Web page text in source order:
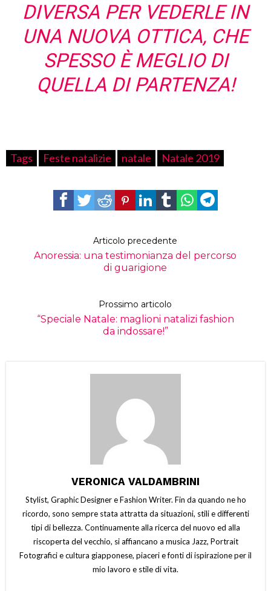
DIVERSA PER VEDERLE IN
UNA NUOVA OTTICA, CHE
SPESSO È MEGLIO DI
QUELLA DI PARTENZA!
Tags Feste natalizie natale Natale 2019
Articolo precedente
Anoressia: una testimonianza del percorso
di guarigione
Prossimo articolo
“Speciale Natale: maglioni natalizi fashion
da indossare!”
VERONICA VALDAMBRINI
Stylist, Graphic Designer e Fashion Writer. Fin da quando ne ho
ricordo, sono sempre stata attratta da situazioni, stili e differenti
tipi di bellezza. Continuamente alla ricerca del nuovo ed alla
riscoperta del vecchio, si affiancano a musica Jazz, Portrait
Fotografici e cultura giapponese, piaceri e fonti di ispirazione per il
mio lavoro e stile di vita.